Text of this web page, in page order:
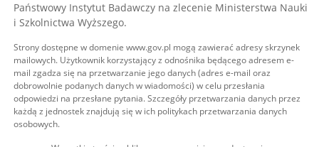
Państwowy Instytut Badawczy na zlecenie Ministerstwa Nauki
i Szkolnictwa Wyższego.
Strony dostępne w domenie www.gov.pl mogą zawierać adresy skrzynek
mailowych. Użytkownik korzystający z odnośnika będącego adresem e-
mail zgadza się na przetwarzanie jego danych (adres e-mail oraz
dobrowolnie podanych danych w wiadomości) w celu przesłania
odpowiedzi na przesłane pytania. Szczegóły przetwarzania danych przez
każdą z jednostek znajdują się w ich politykach przetwarzania danych
osobowych.